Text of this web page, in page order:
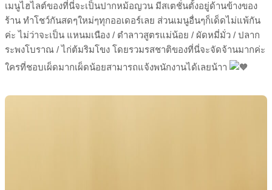
เมนูไฮไลต์ของที่นี่จะเป็นปากหม้อญวน มีสเตชั่นตั้งอยู่ด้านข้างของ
ร้าน ทำโชว์กันสดๆใหม่ๆทุกออเดอร์เลย ส่วนเมนูอื่นๆก็เด็ดไม่แพ้กัน
ค่ะ ไม่ว่าจะเป็น แหนมเนือง / ตำลาวสูตรแม่น้อย / ผัดหมี่มั่ว / ปลาก
ระพงโบราณ / ไก่ต้มริมโขง โดยรวมรสชาติของที่นี่จะจัดจ้านมากค่ะ
ใครที่ชอบเผ็ดมากเผ็ดน้อยสามารถแจ้งพนักงานได้เลยน้าา